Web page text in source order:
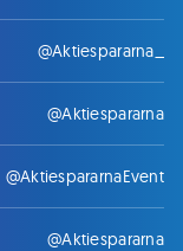
@Aktiespararna_
@Aktiespararna
@AktiespararnaEvent
@Aktiespararna